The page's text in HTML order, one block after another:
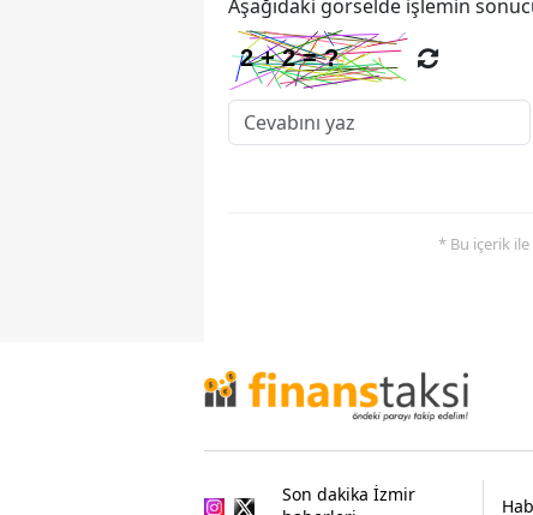
Aşağıdaki görselde işlemin
* Bu içerik
Son dakika İzmir